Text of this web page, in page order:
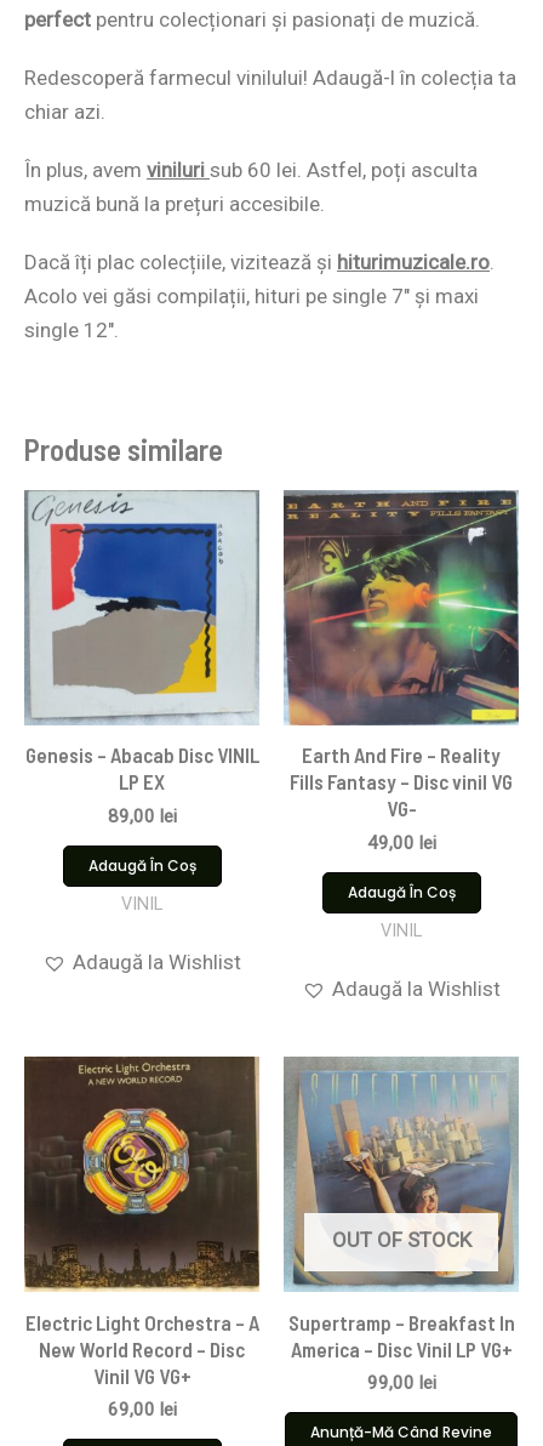
perfect pentru colecționari și pasionați de muzică.
Redescoperă farmecul vinilului! Adaugă-l în colecția ta
chiar azi.
În plus, avem viniluri sub 60 lei. Astfel, poți asculta
muzică bună la prețuri accesibile.
Dacă îți plac colecțiile, vizitează și hiturimuzicale.ro.
Acolo vei găsi compilații, hituri pe single 7″ și maxi
single 12″.
Produse similare
Genesis – Abacab Disc VINIL
LP EX
89,00 lei
Adaugă În Coș
VINIL
Adaugă la Wishlist
Earth And Fire – Reality
Fills Fantasy – Disc vinil VG
VG-
49,00 lei
Adaugă În Coș
VINIL
Adaugă la Wishlist
Electric Light Orchestra – A
New World Record – Disc
Vinil VG VG+
69,00 lei
OUT OF STOCK
Supertramp – Breakfast In
America – Disc Vinil LP VG+
99,00 lei
Anunță-Mă Când Revine